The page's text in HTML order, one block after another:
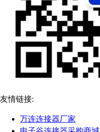
友情链接:
万连连接器厂家